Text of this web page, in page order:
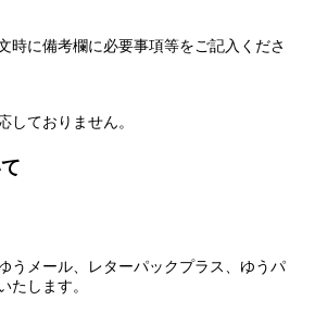
時に備考欄に必要事項等をご記入くださ
しておりません。
うメール、レターパックプラス、ゆうパ
たします。